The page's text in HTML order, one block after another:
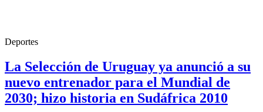
Deportes
La Selección de Uruguay ya anunció a su
nuevo entrenador para el Mundial de
2030; hizo historia en Sudáfrica 2010